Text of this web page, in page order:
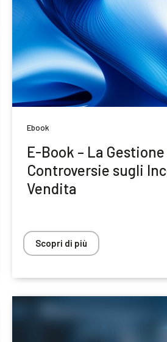
Ebook
E-Book – La
Controversie sugli
Vendita
Scopri di più